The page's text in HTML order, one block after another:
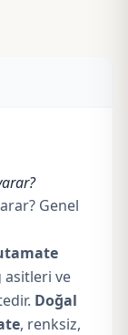
Genel
asitleri ve
Doğal
, renksiz,